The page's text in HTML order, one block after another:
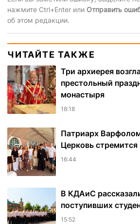
нажмите Ctrl+Enter или Отправить
об этом редакции.
ЧИТАЙТЕ ТАКЖЕ
Три архиерея
престольный
монастыря
18:18
Патриарх
Церковь
16:44
В КДАиС
поступивших
15:52